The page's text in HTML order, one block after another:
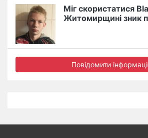
Міг скористатися
Житомирщині зник
Повідомити